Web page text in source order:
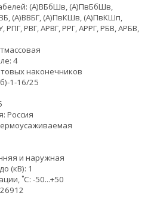
(А)ВБбШв, (А)ПвБбШв,
(А)ВВБГ, (А)ПвКШв, (А)ПвКШп,
РПГ, РВГ, АРВГ, РРГ, АРРГ, РБВ, АРБВ,
4
наконечников
1-16/25
Россия
и наружная
(кВ): 1
˚С: -50...+50